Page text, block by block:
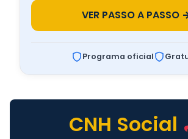
VER PASSO A PASSO
Programa oficial
CNH Social